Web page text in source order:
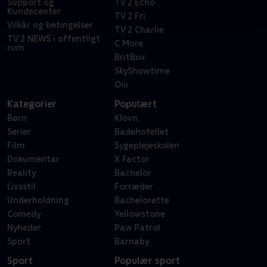
Support og
Kundecenter
Vilkår og betingelser
TV 2 NEWS i offentligt
rum
TV 2 Echo
TV 2 Fri
TV 2 Charlie
C More
BritBox
SkyShowtime
Oiii
Kategorier
Børn
Serier
Film
Dokumentar
Reality
Livsstil
Underholdning
Comedy
Nyheder
Sport
Populært
Klovn
Badehotellet
Sygeplejeskolen
X Factor
Bachelor
Forræder
Bachelorette
Yellowstone
Paw Patrol
Barnaby
Sport Populær sport